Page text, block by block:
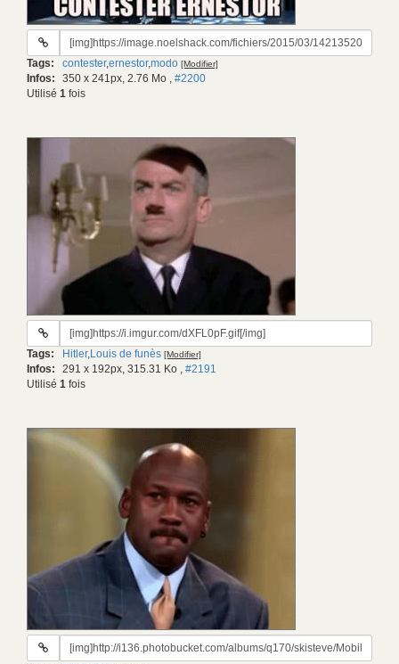
URL
gif:
Tags: contester,ernestor,modo [Modifier]
Infos: 350 x 241px, 2.76 Mo , #2200
Utilisé 1 fois
URL
gif:
Tags: Hitler,Louis de funès [Modifier]
Infos: 291 x 192px, 315.31 Ko , #2191
Utilisé 1 fois
URL